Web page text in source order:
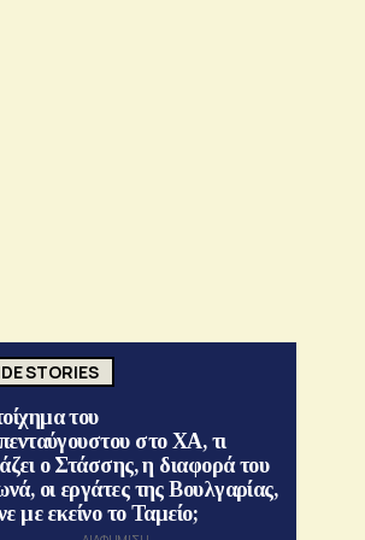
STORIES
του
στο ΧΑ, τι
ο Στάσσης, η διαφορά του
οι εργάτες της Βουλγαρίας,
με εκείνο το Ταμείο;